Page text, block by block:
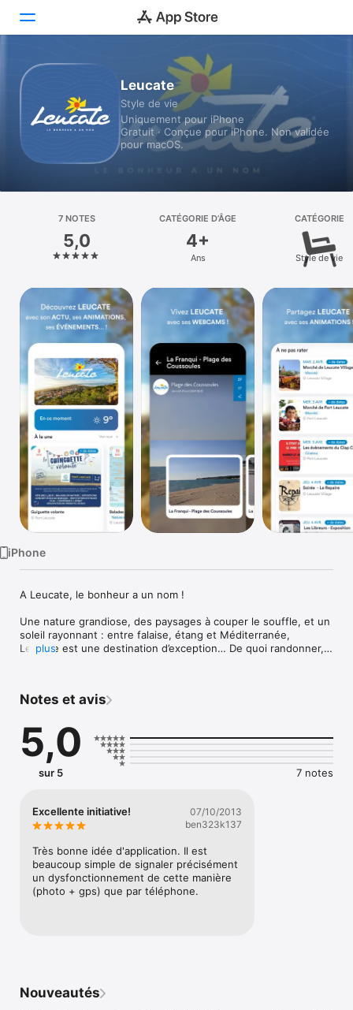
Jeux
Plateforme
iPhone
iPad
Mac
Watch
TV
Leucate
Style de vie
Uniquement pour iPhone
Gratuit · Conçue pour iPhone. Non validée
pour macOS.
7 NOTES
5,0
CATÉGORIE D’ÂGE
4+
Ans
CATÉGORIE
Style de vie
iPhone
A Leucate, le bonheur a un nom !
Une nature grandiose, des paysages à couper le souffle, et un
soleil rayonnant : entre falaise, étang et Méditerranée,
Leucate est une destination d’exception… De quoi randonner,
notifications pour profiter de Leucate en temps réel : actus,
plus
Notes et avis
5,0
sur 5 7 notes
Excellente initiative!
07/10/2013
ben323k137
Très bonne idée d'application. Il est
beaucoup simple de signaler précisément
un dysfonctionnement de cette manière
(photo + gps) que par téléphone.
Nouveautés